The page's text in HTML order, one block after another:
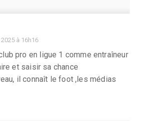
à 16h16
pro en ligue 1 comme entraîneur
et saisir sa chance
il connaît le foot ,les médias